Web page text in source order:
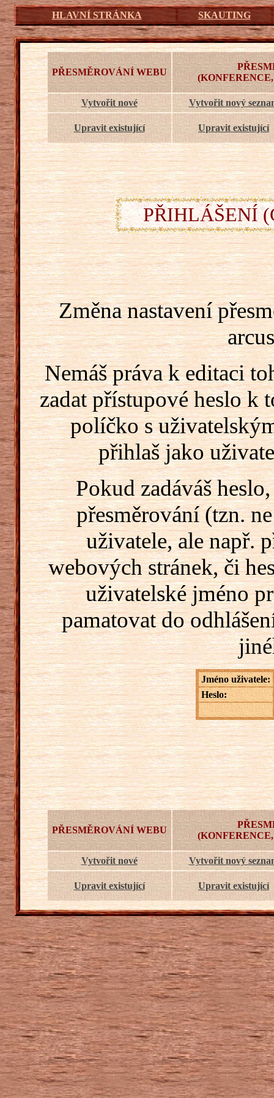
HLAVNÍ STRÁNKA SKAUTING
PŘESMĚROVÁNÍ WEBU
Vytvořit nové Vytvořit nový
Upravit existující Upravit existující
PŘIHLÁŠENÍ
Změna nastavení
Nemáš práva k editaci
zadat přístupové heslo k
políčko s
přihlaš jako
Pokud zadáváš
přesměrování (tzn.
uživatele, ale např.
webových stránek, či
uživatelské jméno
pamatovat do
Jméno uživatele:
Heslo:
PŘESMĚROVÁNÍ WEBU
Vytvořit nové Vytvořit nový
Upravit existující Upravit existující